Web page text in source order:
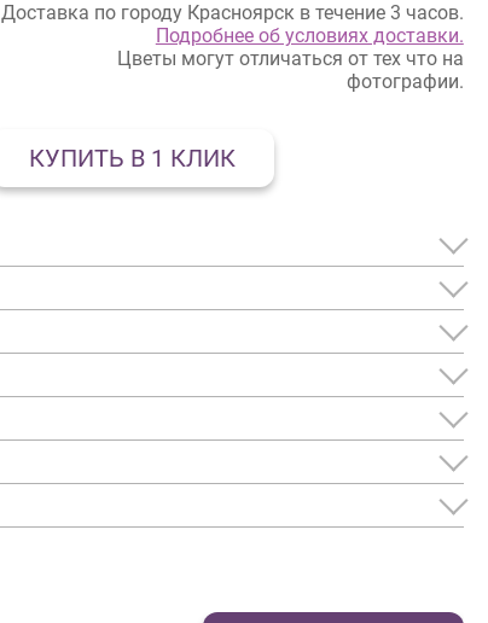
Доставка по городу Красноярск в течение 3 часов.
Подробнее об условиях доставки.
Цветы могут отличаться от тех что на
фотографии.
КУПИТЬ В 1 КЛИК